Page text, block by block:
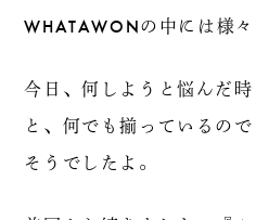
WHATAWONの中には様々
今日、何しようと悩んだ
と、何でも揃っているの
そうでしたよ。